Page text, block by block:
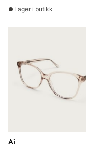
Lager i butikk
Ai